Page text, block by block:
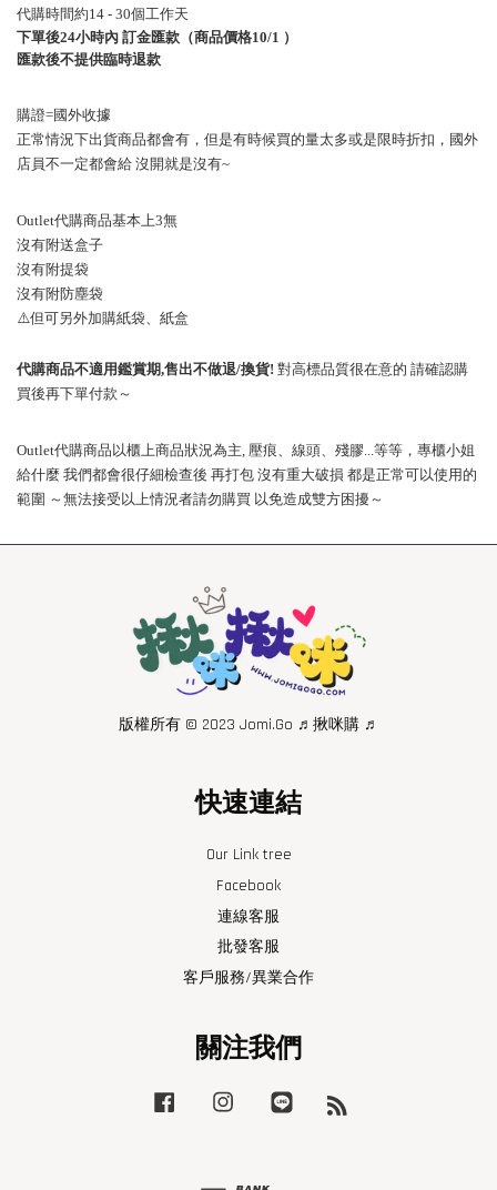
代購時間約14 - 30個工作天
下單後24小時內 訂金匯款（商品價格10/1 ）
匯款後不提供臨時退款
購證=國外收據
正常情況下出貨商品都會有，但是有時候買的量太多或是限時折扣，國外
店員不一定都會給沒開就是沒有~
Outlet代購商品基本上3無
沒有附送盒子
沒有附提袋
沒有附防塵袋
⚠️但可另外加購紙袋、紙盒
代購商品不適用鑑賞期,售出不做退/換貨! 對高標品質很在意的 請確認購
買後再下單付款～
Outlet代購商品以櫃上商品狀況為主, 壓痕、線頭、殘膠...等等，專櫃小姐
給什麼我們都會很仔細檢查後 再打包沒有重大破損 都是正常可以使用的
範圍 ～無法接受以上情況者請勿購買 以免造成雙方困擾～
版權所有 © 2023 Jomi.Go ♬揪咪購 ♬
快速連結
Our Link tree
Facebook
連線客服
批發客服
客戶服務/異業合作
關注我們
Facebook Instagram